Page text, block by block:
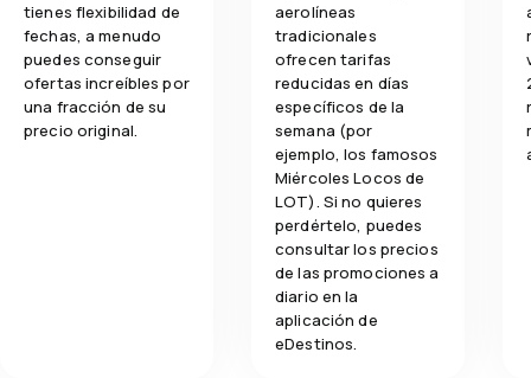
tienes flexibilidad de
fechas, a menudo
puedes conseguir
ofertas increíbles por
una fracción de su
precio original.
aerolíneas
tradicionales
ofrecen tarifas
reducidas en días
específicos de la
semana (por
ejemplo, los famosos
Miércoles Locos de
LOT). Si no quieres
perdértelo, puedes
consultar los precios
de las promociones a
diario en la
aplicación de
eDestinos.